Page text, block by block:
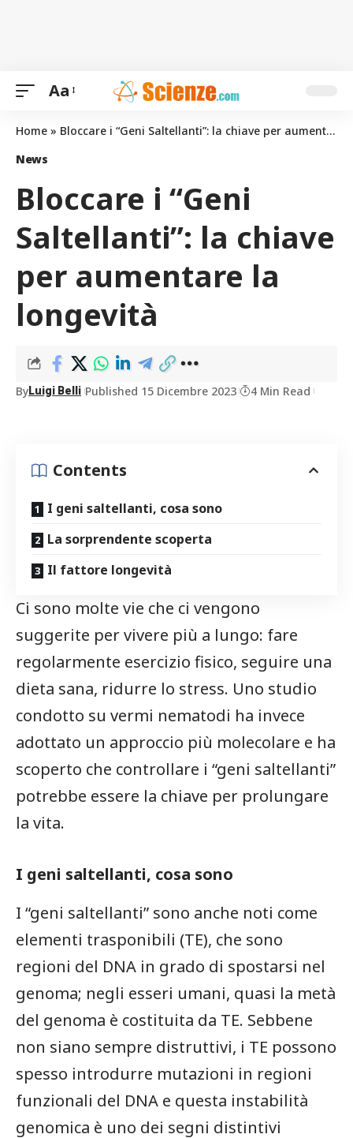
Aa
Home » Bloccare i “Geni Saltellanti”: la chiave per aumentare la longevità
News
Bloccare i “Geni
Saltellanti”: la chiave
per aumentare la
longevità
ByLuigi Belli Published 15 Dicembre 2023 4 Min Read
Contents
I geni saltellanti, cosa sono
La sorprendente scoperta
Il fattore longevità
Ci sono molte vie che ci vengono
suggerite per vivere più a lungo: fare
regolarmente esercizio fisico, seguire una
dieta sana, ridurre lo stress. Uno studio
condotto su vermi nematodi ha invece
adottato un approccio più molecolare e ha
scoperto che controllare i “geni saltellanti”
potrebbe essere la chiave per prolungare
la vita.
I geni saltellanti, cosa sono
I “geni saltellanti” sono anche noti come
elementi trasponibili (TE), che sono
regioni del DNA in grado di spostarsi nel
genoma; negli esseri umani, quasi la metà
del genoma è costituita da TE. Sebbene
non siano sempre distruttivi, i TE possono
spesso introdurre mutazioni in regioni
funzionali del DNA e questa instabilità
genomica è uno dei segni distintivi